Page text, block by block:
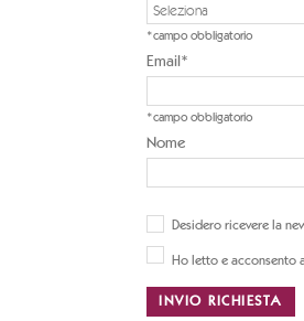
*campo obbligatorio
Email*
*campo obbligatorio
Nome
Desidero ricevere la
INVIO RICHIESTA